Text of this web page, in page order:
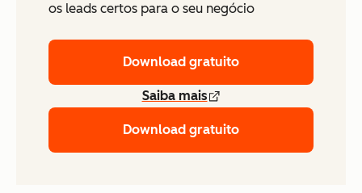
os leads certos para o seu negócio
Download gratuito
Saiba mais
Download gratuito